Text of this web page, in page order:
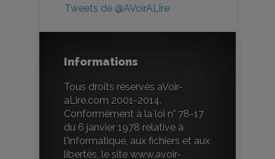
Tweets de @AVoirALire
Informations
Tous droits réservés aVoir-
aLire.com 2001-2014.
Conformément à la loi n° 78-17
du 6 janvier 1978 relative à
l'informatique, aux fichiers et aux
libertés, le site www.avoir-